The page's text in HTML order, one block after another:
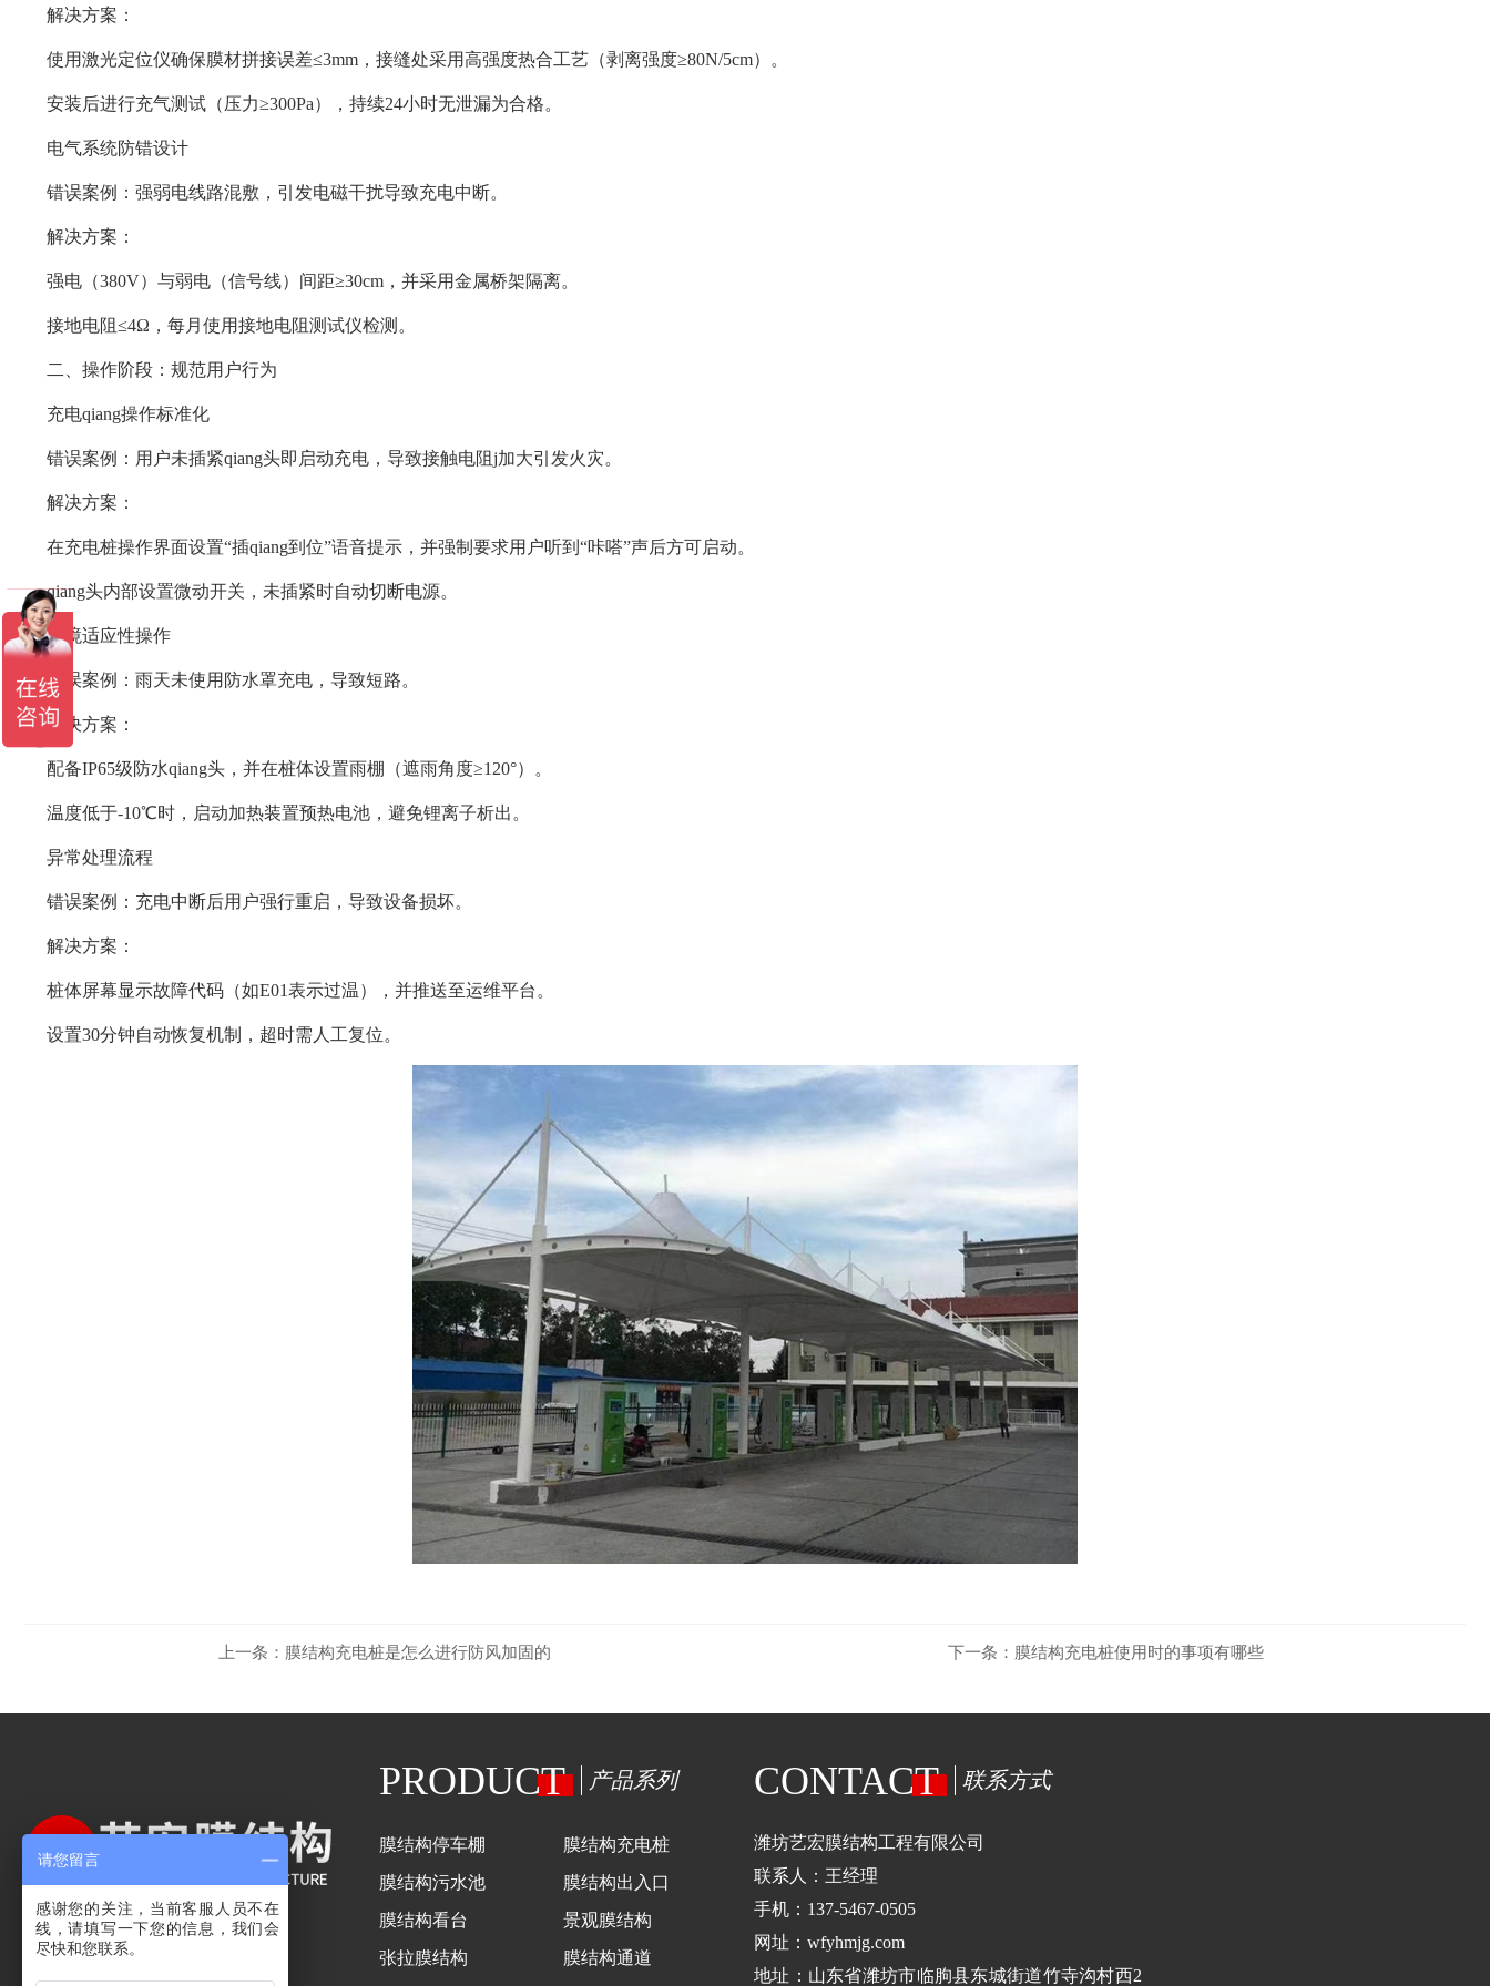
解决方案：
使用激光定位仪确保膜材拼接误差≤3mm，接缝处采用高强度热合工艺（剥离强度≥80N/5cm）。
安装后进行充气测试（压力≥300Pa），持续24小时无泄漏为合格。
电气系统防错设计
错误案例：强弱电线路混敷，引发电磁干扰导致充电中断。
解决方案：
强电（380V）与弱电（信号线）间距≥30cm，并采用金属桥架隔离。
接地电阻≤4Ω，每月使用接地电阻测试仪检测。
二、操作阶段：规范用户行为
充电qiang操作标准化
错误案例：用户未插紧qiang头即启动充电，导致接触电阻j加大引发火灾。
解决方案：
在充电桩操作界面设置“插qiang到位”语音提示，并强制要求用户听到“咔嗒”声后方可启动。
qiang头内部设置微动开关，未插紧时自动切断电源。
环境适应性操作
错误案例：雨天未使用防水罩充电，导致短路。
解决方案：
配备IP65级防水qiang头，并在桩体设置雨棚（遮雨角度≥120°）。
温度低于-10℃时，启动加热装置预热电池，避免锂离子析出。
异常处理流程
错误案例：充电中断后用户强行重启，导致设备损坏。
解决方案：
桩体屏幕显示故障代码（如E01表示过温），并推送至运维平台。
设置30分钟自动恢复机制，超时需人工复位。
上一条： 膜结构充电桩是怎么进行防风加固的 下一条： 膜结构充电桩使用时的事项有哪些
PRODUCT 产品系列
膜结构停车棚
膜结构充电桩
膜结构污水池
膜结构出入口
膜结构看台
景观膜结构
张拉膜结构
膜结构通道
CONTACT 联系方式
潍坊艺宏膜结构工程有限公司
联系人：王经理
手机：137-5467-0505
网址：wfyhmjg.com
地址：山东省潍坊市临朐县东城街道竹寺沟村西2
请您留言
感谢您的关注，当前客服人员不在
线，请填写一下您的信息，我们会
尽快和您联系。